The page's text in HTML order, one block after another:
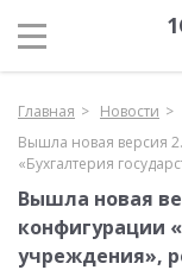
Главная
Новости
Вышла новая версия
«Бухгалтерия
Вышла новая
конфигурации
учреждения»,